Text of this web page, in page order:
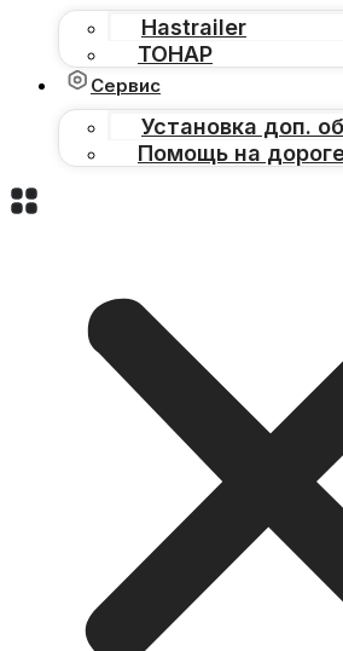
Hastrailer
ТОНАР
Сервис
Установка доп.
Помощь на